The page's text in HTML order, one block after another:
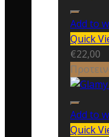
Add to
Quick
€22,00
Add to
Quick